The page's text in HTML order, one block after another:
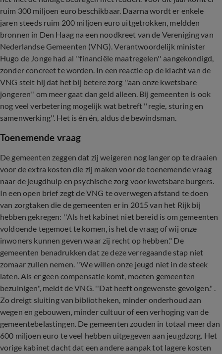
ruim 300 miljoen euro beschikbaar. Daarna wordt er enkele
jaren steeds ruim 200 miljoen euro uitgetrokken, meldden
bronnen in Den Haag na een noodkreet van de Vereniging van
Nederlandse Gemeenten (VNG). Verantwoordelijk minister
Hugo de Jonge had al ''financiële maatregelen'' aangekondigd,
zonder concreet te worden. In een reactie op de klacht van de
VNG stelt hij dat het bij betere zorg ''aan onze kwetsbare
jongeren'' om meer gaat dan geld alleen. Bij gemeenten is ook
nog veel verbetering mogelijk wat betreft ''regie, sturing en
samenwerking''. Het is én én, aldus de bewindsman.
Toenemende vraag
De gemeenten zeggen dat zij weigeren nog langer op te draaien
voor de extra kosten die zij maken voor de toenemende vraag
naar de jeugdhulp en psychische zorg voor kwetsbare burgers.
In een open brief zegt de VNG te overwegen afstand te doen
van zorgtaken die de gemeenten er in 2015 van het Rijk bij
hebben gekregen: ''Als het kabinet niet bereid is om gemeenten
voldoende tegemoet te komen, is het de vraag of wij onze
inwoners kunnen geven waar zij recht op hebben." De
gemeenten benadrukken dat ze deze verregaande stap niet
zomaar zullen nemen. ''We willen onze jeugd niet in de steek
laten. Als er geen compensatie komt, moeten gemeenten
bezuinigen", meldt de VNG. ''Dat heeft ongewenste gevolgen." .
Zo dreigt sluiting van bibliotheken, minder onderhoud aan
wegen en gebouwen, minder cultuur of een verhoging van de
gemeentebelastingen. De gemeenten zouden in totaal meer dan
600 miljoen euro te veel hebben uitgegeven aan jeugdzorg. Het
vorige kabinet dacht dat een andere aanpak tot lagere kosten